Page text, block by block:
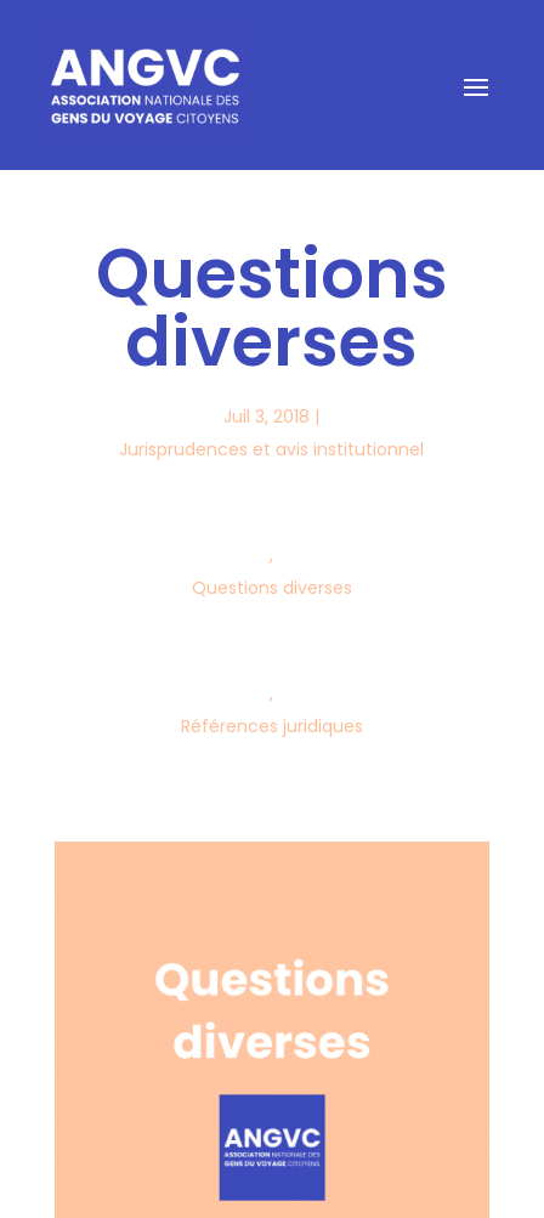
Questions
diverses
Juil 3, 2018 |
Jurisprudences et avis institutionnel
,
Questions diverses
,
Références juridiques